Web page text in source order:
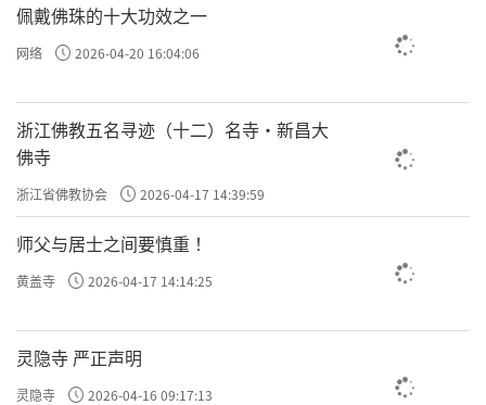
佩戴佛珠的十大功效之一
网络 2026-04-20 16:04:06
浙江佛教五名寻迹（十二）名寺·新昌大
佛寺
浙江省佛教协会 2026-04-17 14:39:59
师父与居士之间要慎重 ！
黄盖寺 2026-04-17 14:14:25
灵隐寺 严正声明
灵隐寺 2026-04-16 09:17:13